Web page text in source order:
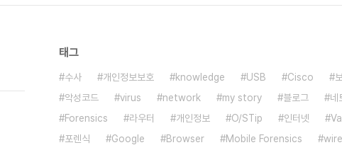
태그
수사 개인정보보호 knowledge USB Cisco
악성코드
virus network my story 블로그 네
Forensics
라우터 개인정보 O/STip 인터넷
포렌식
Google Browser Mobile Forensics